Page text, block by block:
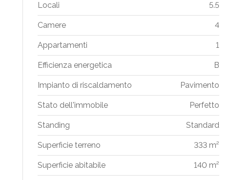
Locali 5.5
Camere 4
Appartamenti 1
Efficienza energetica B
Impianto di riscaldamento Pavimento
Stato dell'immobile Perfetto
Standing Standard
Superficie terreno 333 m²
Superficie abitabile 140 m²